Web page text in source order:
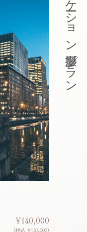
¥140,000
(税込 ¥154,000)
東京ロケーション撮影プラン